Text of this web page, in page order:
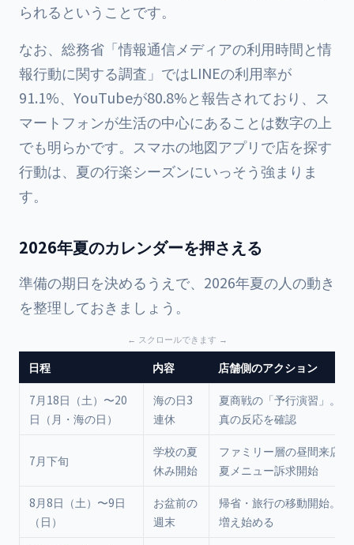
られるということです。
なお、総務省「情報通信メディアの利用時間と情
報行動に関する調査」ではLINEの利用率が
91.1%、YouTubeが80.8%と報告されており、ス
マートフォンが生活の中心にあることは数字の上
でも明らかです。スマホの地図アプリで店を探す
行動は、夏の行楽シーズンにいっそう強まりま
す。
2026年夏のカレンダーを押さえる
準備の期日を決めるうえで、2026年夏の人の動き
を整理しておきましょう。
日程 内容 店舗側のアクション
7月18日（土）〜20
日（月・海の日）
海の日3
連休
夏商戦の「予行演習」。
真の反応を確認
7月下旬
学校の夏
休み開始
ファミリー層の昼間来店
夏メニュー訴求開始
8月8日（土）〜9日
（日）
お盆前の
週末
帰省・旅行の移動開始。
増え始める